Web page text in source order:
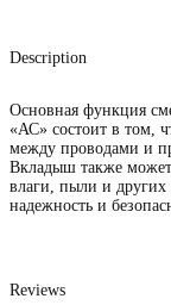
Description
Основная функция
«АС» состоит в том,
между проводами и
Вкладыш также
влаги, пыли и
надежность и
Reviews